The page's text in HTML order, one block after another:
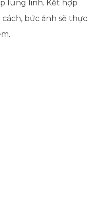
lung linh. Kết hợp
bức ảnh sẽ thực
.